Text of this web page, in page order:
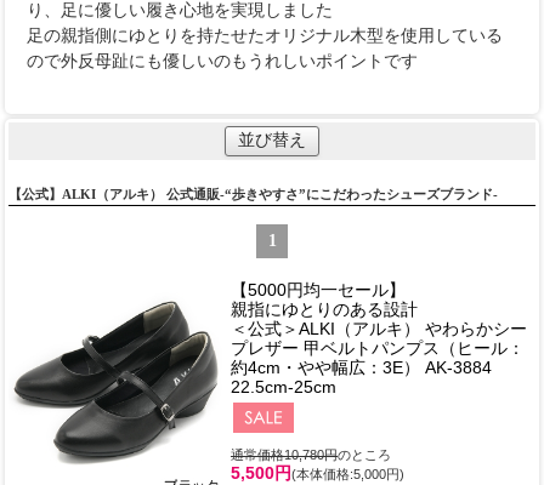
り、足に優しい履き心地を実現しました
足の親指側にゆとりを持たせたオリジナル木型を使用している
ので外反母趾にも優しいのもうれしいポイントです
並び替え
【公式】ALKI（アルキ） 公式通販-“歩きやすさ”にこだわったシューズブランド-
1
【5000円均一セール】
親指にゆとりのある設計
＜公式＞ALKI（アルキ） やわらかシー
プレザー 甲ベルトパンプス（ヒール：
約4cm・やや幅広：3E） AK-3884
22.5cm-25cm
通常価格10,780円のところ
5,500円(本体価格:5,000円)